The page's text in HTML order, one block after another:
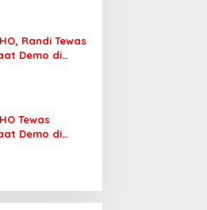
Randi Tewas
Demo di
Tewas
Demo di